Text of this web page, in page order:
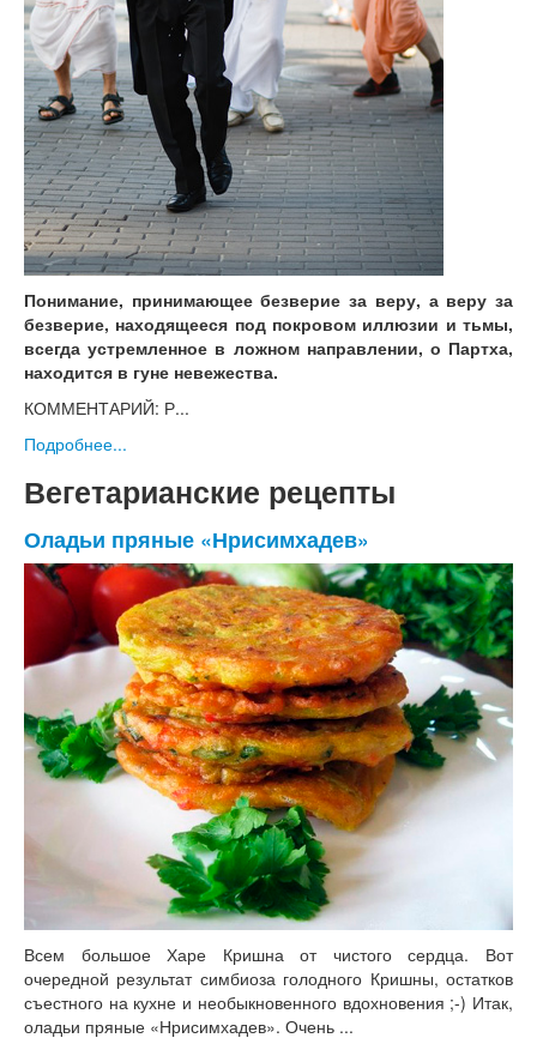
Понимание, принимающее безверие за веру, а веру за
безверие, находящееся под покровом иллюзии и тьмы,
всегда устремленное в ложном направлении, о Партха,
находится в гуне невежества.
КОММЕНТАРИЙ: Р...
Подробнее...
Вегетарианские рецепты
Оладьи пряные «Нрисимхадев»
Всем большое Харе Кришна от чистого сердца. Вот
очередной результат симбиоза голодного Кришны, остатков
съестного на кухне и необыкновенного вдохновения ;-) Итак,
оладьи пряные «Нрисимхадев». Очень ...